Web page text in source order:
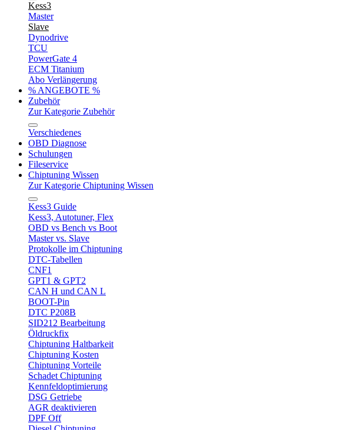
Kess3
Master
Slave
Dynodrive
TCU
PowerGate 4
ECM Titanium
Abo Verlängerung
% ANGEBOTE %
Zubehör
Zur Kategorie Zubehör
Verschiedenes
OBD Diagnose
Schulungen
Fileservice
Chiptuning Wissen
Zur Kategorie Chiptuning Wissen
Kess3 Guide
Kess3, Autotuner, Flex
OBD vs Bench vs Boot
Master vs. Slave
Protokolle im Chiptuning
DTC-Tabellen
CNF1
GPT1 & GPT2
CAN H und CAN L
BOOT-Pin
DTC P208B
SID212 Bearbeitung
Öldruckfix
Chiptuning Haltbarkeit
Chiptuning Kosten
Chiptuning Vorteile
Schadet Chiptuning
Kennfeldoptimierung
DSG Getriebe
AGR deaktivieren
DPF Off